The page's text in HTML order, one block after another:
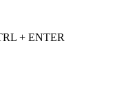
+ ENTER